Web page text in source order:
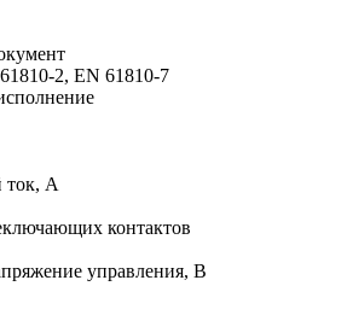
2, EN 61810-7
ток, А
контактов
управления, В